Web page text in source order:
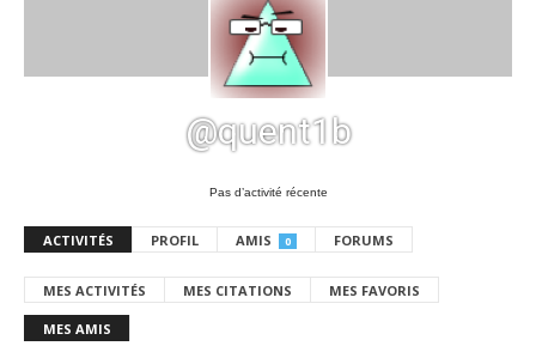
@quent1b
Pas d’activité récente
ACTIVITÉS PROFIL AMIS 0 FORUMS
MES ACTIVITÉS MES CITATIONS MES FAVORIS
MES AMIS